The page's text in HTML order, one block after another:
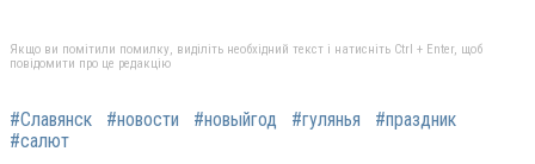
Якщо ви помітили помилку, виділіть необхідний текст і натисніть Ctrl + Enter, щоб
повідомити про це редакцію
#Славянск #новости #новыйгод #гулянья
#праздник
#салют